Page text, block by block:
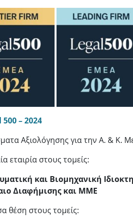
– 2024
Αξιολόγησης για την Α. & Κ.
εταιρία στους τομείς:
και Βιομηχανική
Διαφήμισης και ΜΜΕ
θέση στους τομείς: